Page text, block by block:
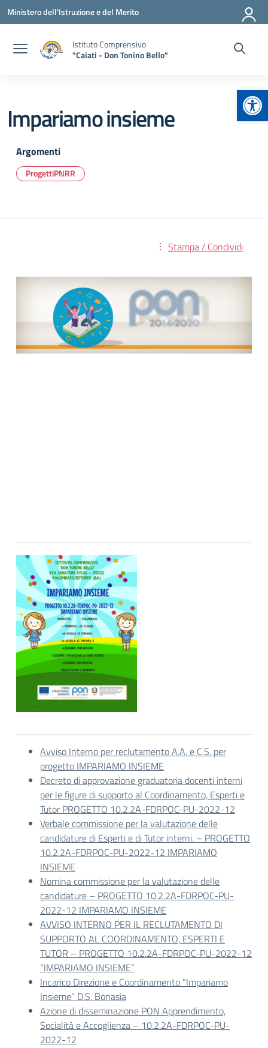
Vai ai contenuti
Vai al menu di navigazione
Vai al footer
Ministero dell'Istruzione e del Merito
Istituto Comprensivo
"Caiati - Don Tonino Bello"
Impariamo insieme
Argomenti
ProgettiPNRR
Stampa / Condividi
Avviso Interno per reclutamento A.A. e C.S. per
progetto IMPARIAMO INSIEME
Decreto di approvazione graduatoria docenti interni
per le figure di supporto al Coordinamento, Esperti e
Tutor PROGETTO 10.2.2A-FDRPOC-PU-2022-12
Verbale commissione per la valutazione delle
candidature di Esperti e di Tutor interni. – PROGETTO
10.2.2A-FDRPOC-PU-2022-12 IMPARIAMO
INSIEME
Nomina commissione per la valutazione delle
candidature – PROGETTO 10.2.2A-FDRPOC-PU-
2022-12 IMPARIAMO INSIEME
AVVISO INTERNO PER IL RECLUTAMENTO DI
SUPPORTO AL COORDINAMENTO, ESPERTI E
TUTOR – PROGETTO 10.2.2A-FDRPOC-PU-2022-12
“IMPARIAMO INSIEME”
Incarico Direzione e Coordinamento “Impariamo
Insieme” D.S. Bonasia
Azione di disseminazione PON Apprendimento,
Socialità e Accoglienza – 10.2.2A-FDRPOC-PU-
2022-12